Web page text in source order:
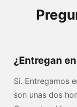
¿Entregan
Sí. Entregamos
son unas dos